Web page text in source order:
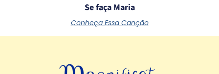
Se faça Maria
Conheça Essa Canção